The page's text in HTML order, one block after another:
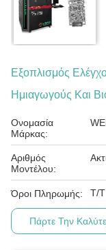
Εξοπλισμός
Ημιαγωγούς Και
Ονομασία
Μάρκας:
Αριθμός
Μοντέλου:
Όροι Πληρωμής: T/T
Πάρτε Την